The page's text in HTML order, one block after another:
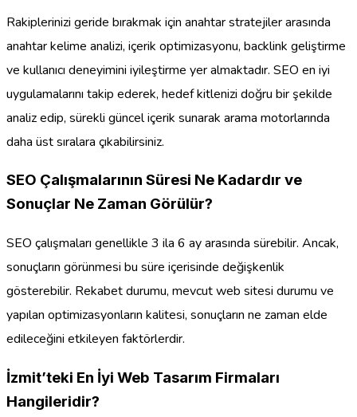
Rakiplerinizi geride bırakmak için anahtar stratejiler arasında
anahtar kelime analizi, içerik optimizasyonu, backlink geliştirme
ve kullanıcı deneyimini iyileştirme yer almaktadır. SEO en iyi
uygulamalarını takip ederek, hedef kitlenizi doğru bir şekilde
analiz edip, sürekli güncel içerik sunarak arama motorlarında
daha üst sıralara çıkabilirsiniz.
SEO Çalışmalarının Süresi Ne Kadardır ve
Sonuçlar Ne Zaman Görülür?
SEO çalışmaları genellikle 3 ila 6 ay arasında sürebilir. Ancak,
sonuçların görünmesi bu süre içerisinde değişkenlik
gösterebilir. Rekabet durumu, mevcut web sitesi durumu ve
yapılan optimizasyonların kalitesi, sonuçların ne zaman elde
edileceğini etkileyen faktörlerdir.
İzmit’teki En İyi Web Tasarım Firmaları
Hangileridir?